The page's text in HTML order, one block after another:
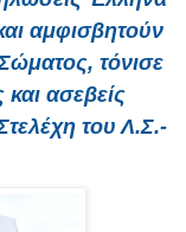
αμφισβητούν
τόνισε
και ασεβείς
του Λ.Σ.-